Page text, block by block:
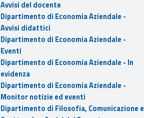
Avvisi del docente
Dipartimento di Economia Aziendale -
Avvisi didattici
Dipartimento di Economia Aziendale -
Eventi
Dipartimento di Economia Aziendale - In
evidenza
Dipartimento di Economia Aziendale -
Monitor notizie ed eventi
Dipartimento di Filosofia, Comunicazione e